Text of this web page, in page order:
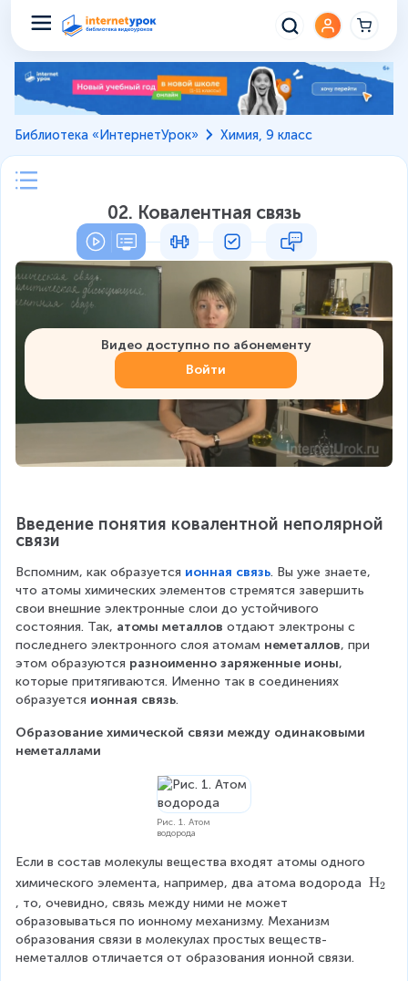
Библиотека «ИнтернетУрок» Химия, 9 класс
02. Ковалентная связь
Видео доступно по абонементу
Войти
Введение понятия ковалентной неполярной
связи
Вспомним, как образуется ионная связь. Вы уже знаете,
что атомы химических элементов стремятся завершить
свои внешние электронные слои до устойчивого
состояния. Так, атомы металлов отдают электроны с
последнего электронного слоя атомам неметаллов, при
этом образуются разноименно заряженные ионы,
которые притягиваются. Именно так в соединениях
образуется ионная связь.
Образование химической связи между одинаковыми
неметаллами
Рис. 1. Атом
водорода
Если в состав молекулы вещества входят атомы одного
химического элемента, например, два атома водорода Н
Н2
, то, очевидно, связь между ними не может
образовываться по ионному механизму. Механизм
образования связи в молекулах простых веществ-
неметаллов отличается от образования ионной связи.